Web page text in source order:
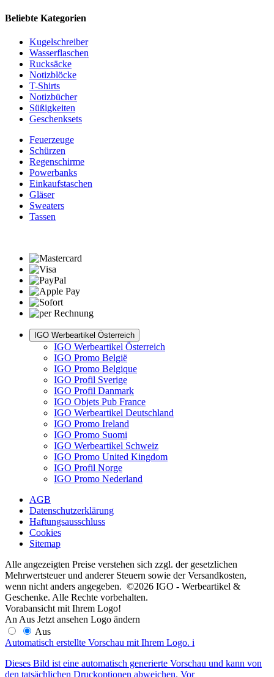
Beliebte Kategorien
Kugelschreiber
Wasserflaschen
Rucksäcke
Notizblöcke
T-Shirts
Notizbücher
Süßigkeiten
Geschenksets
Feuerzeuge
Schürzen
Regenschirme
Powerbanks
Einkaufstaschen
Gläser
Sweaters
Tassen
IGO Werbeartikel Österreich
IGO Werbeartikel Österreich
IGO Promo België
IGO Promo Belgique
IGO Profil Sverige
IGO Profil Danmark
IGO Objets Pub France
IGO Werbeartikel Deutschland
IGO Promo Ireland
IGO Promo Suomi
IGO Werbeartikel Schweiz
IGO Promo United Kingdom
IGO Profil Norge
IGO Promo Nederland
AGB
Datenschutzerklärung
Haftungsausschluss
Cookies
Sitemap
Alle angezeigten Preise verstehen sich zzgl. der gesetzlichen
Mehrwertsteuer und anderer Steuern sowie der Versandkosten,
wenn nicht anders angegeben. ©2026 IGO - Werbeartikel &
Geschenke. Alle Rechte vorbehalten.
Vorabansicht mit Ihrem Logo!
An Aus Jetzt ansehen Logo ändern
Aus
Automatisch erstellte Vorschau mit Ihrem Logo. i
Dieses Bild ist eine automatisch generierte Vorschau und kann von
den tatsächlichen Druckoptionen abweichen. Vor